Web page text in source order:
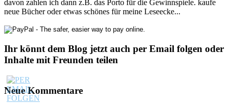
davon zahlen ich dann z.B. das Porto für die Gewinnspiele. kaufe
neue Bücher oder etwas schönes für meine Leseecke...
Ihr könnt dem Blog jetzt auch per Email folgen oder
Inhalte mit Freunden teilen
Neue Kommentare